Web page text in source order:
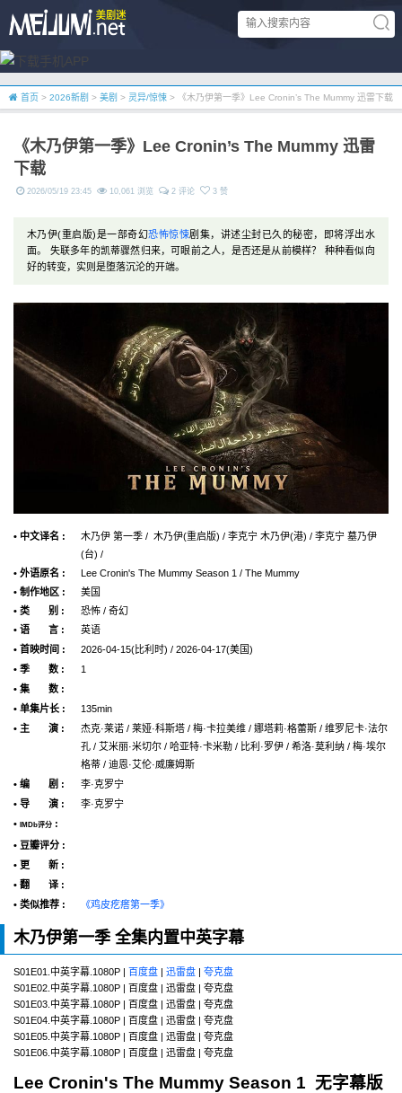
首页 > 2026新剧 > 美剧 > 灵异/惊悚 > 《木乃伊第一季》Lee Cronin’s The Mummy 迅雷下载
《木乃伊第一季》Lee Cronin’s The Mummy 迅雷
下载
2026/05/19 23:45 10,061 浏览 2 评论 3 赞
木乃伊(重启版)是一部奇幻恐怖惊悚剧集，讲述尘封已久的秘密，即将浮出水
面。 失联多年的凯蒂骤然归来，可眼前之人，是否还是从前模样？ 种种看似向
好的转变，实则是堕落沉沦的开端。
• 中文译名 :
木乃伊 第一季 / 木乃伊(重启版) / 李克宁 木乃伊(港) / 李克宁 墓乃伊
(台) /
• 外语原名 :
Lee Cronin's The Mummy Season 1 / The Mummy
• 制作地区 :
美国
• 类 别 :
恐怖 / 奇幻
• 语 言 :
英语
• 首映时间 :
2026-04-15(比利时) / 2026-04-17(美国)
• 季 数 :
1
• 集 数 :
• 单集片长 :
135min
• 主 演 :
杰克·莱诺 / 莱娅·科斯塔 / 梅·卡拉美维 / 娜塔莉·格蕾斯 / 维罗尼卡·法尔
孔 / 艾米丽·米切尔 / 哈亚特·卡米勒 / 比利·罗伊 / 希洛·莫利纳 / 梅·埃尔
格蒂 / 迪恩·艾伦·威廉姆斯
• 编 剧 :
李·克罗宁
• 导 演 :
李·克罗宁
• IMDb评分 :
• 豆瓣评分 :
• 更 新 :
• 翻 译 :
• 类似推荐 :
《鸡皮疙瘩第一季》
木乃伊第一季 全集内置中英字幕
S01E01.中英字幕.1080P | 百度盘 | 迅雷盘 | 夸克盘
S01E02.中英字幕.1080P | 百度盘 | 迅雷盘 | 夸克盘
S01E03.中英字幕.1080P | 百度盘 | 迅雷盘 | 夸克盘
S01E04.中英字幕.1080P | 百度盘 | 迅雷盘 | 夸克盘
S01E05.中英字幕.1080P | 百度盘 | 迅雷盘 | 夸克盘
S01E06.中英字幕.1080P | 百度盘 | 迅雷盘 | 夸克盘
Lee Cronin's The Mummy Season 1 无字幕版